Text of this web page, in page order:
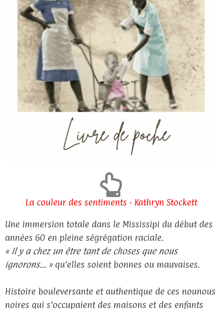
La couleur des sentiments - Kathryn Stockett
Une immersion totale dans le Mississipi du début des
années 60 en pleine ségrégation raciale.
« Il y a chez un être tant de choses que nous
ignorons… » qu’elles soient bonnes ou mauvaises.
Histoire bouleversante et authentique de ces nounous
noires qui s’occupaient des maisons et des enfants